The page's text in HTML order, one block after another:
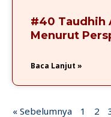
#40 Taudhih
Menurut
Baca Lanjut »
« Sebelumnya 1 2